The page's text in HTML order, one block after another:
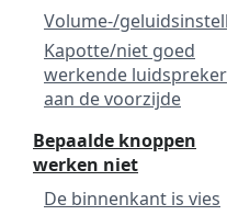
Volume-/
Kapotte/niet goed
werkende luidspreker
aan de voorzijde
Bepaalde knoppen
werken niet
De binnenkant is vies